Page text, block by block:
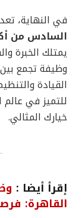
في النهاية،
السادس من
يمتلك الخبرة
وظيفة تجمع
القيادة
للتميز في
خيارك المثالي.
إقرأ أيضا :
القاهرة: